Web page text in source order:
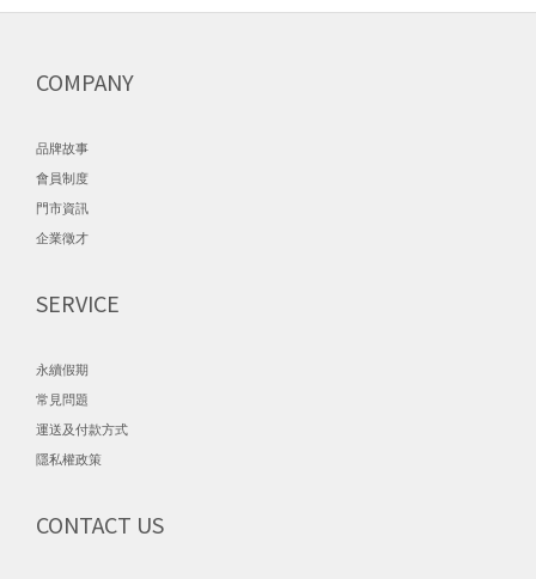
COMPANY
品牌故事
會員制度
門市資訊
企業徵才
SERVICE
永續假期
常見問題
運送及付款方式
隱私權政策
CONTACT US